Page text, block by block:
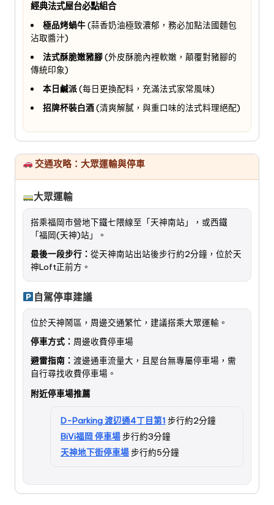
經典法式屋台必點組合
極品烤蝸牛(蒜香奶油極致濃郁，務必加點法國麵包
沾取醬汁)
法式酥脆嫩豬腳(外皮酥脆內裡軟嫩，顛覆對豬腳的
傳統印象)
本日鹹派(每日更換配料，充滿法式家常風味)
招牌杯裝白酒(清爽解膩，與重口味的法式料理絕配)
交通攻略：大眾運輸與停車
大眾運輸
搭乘福岡市營地下鐵七隈線至「天神南站」，或西鐵
「福岡(天神)站」。
最後一段步行： 從天神南站出站後步行約2分鐘，位於天
神Loft正前方。
自駕停車建議
位於天神鬧區，周邊交通繁忙，建議搭乘大眾運輸。
停車方式： 周邊收費停車場
避雷指南： 渡邊通車流量大，且屋台無專屬停車場，需
自行尋找收費停車場。
附近停車場推薦
D-Parking 渡辺通4丁目第1 步行約2分鐘
BiVi福岡 停車場步行約3分鐘
天神地下街停車場步行約5分鐘